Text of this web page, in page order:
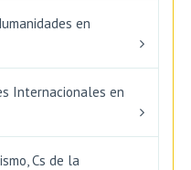
en
Internacionales en
Cs de la